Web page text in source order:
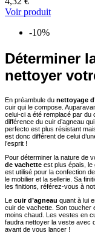
Voir produit
-10%
Déterminer
nettoyer
En préambule du nettoyage
cuir qui le compose.
celui-ci a été remplacé par du
différence du cuir d’agneau
perfecto est plus résistant
est donc différent de celui
l’esprit !
Pour déterminer la nature de
de vachette est plus épais, le
est utilisé pour la confection
le mobilier et la sellerie. Sa
les finitions, référez-vous à
Le cuir d’agneau quant à lui
cuir de vachette. Son toucher
moins chaud. Les vestes en
faudra nettoyer la veste avec
avant de vous lancer !